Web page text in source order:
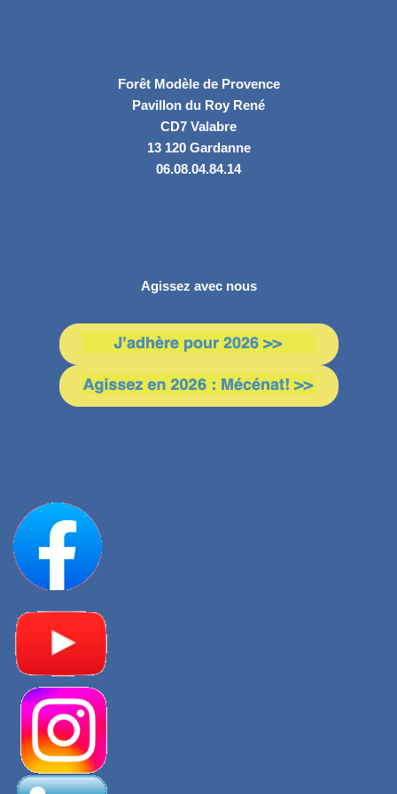
Forêt Modèle de Provence
Pavillon du Roy René
CD7 Valabre
13 120 Gardanne
06.08.04.84.14
Agissez avec nous